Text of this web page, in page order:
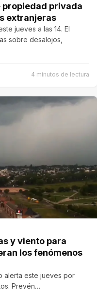
propiedad privada
extranjeras
jueves a las 14. El
sobre desalojos,
4 minutos de lectura
y viento para
los fenómenos
alerta este jueves por
Prevén…